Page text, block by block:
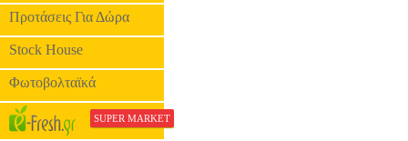
Προτάσεις Για Δώρα
Stock House
Φωτοβολταϊκά
SUPER MARKET